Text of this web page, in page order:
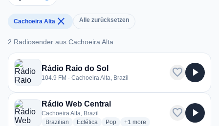
Cachoeira Alta close Alle zurücksetzen
2 Radiosender aus Cachoeira Alta
2 Radiosender aus Cachoeira Alta
Rádio Raio do Sol
104.9 FM · Cachoeira Alta, Brazil favorite play_arrow
Rádio Web Central
Cachoeira Alta, Brazil
Brazilian radio stations
Eclética radio stations
Popradio stations
+1 more genres for Rádio Web
more
favorite play_arrow